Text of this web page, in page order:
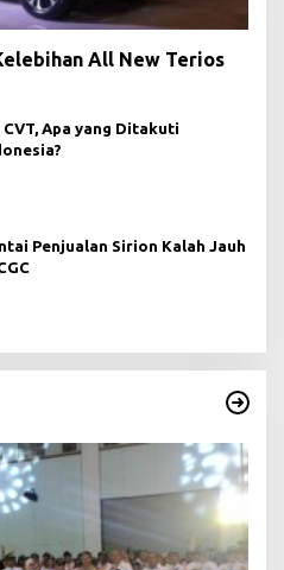
All New Terios
Apa yang Ditakuti
Penjualan Sirion Kalah Jauh